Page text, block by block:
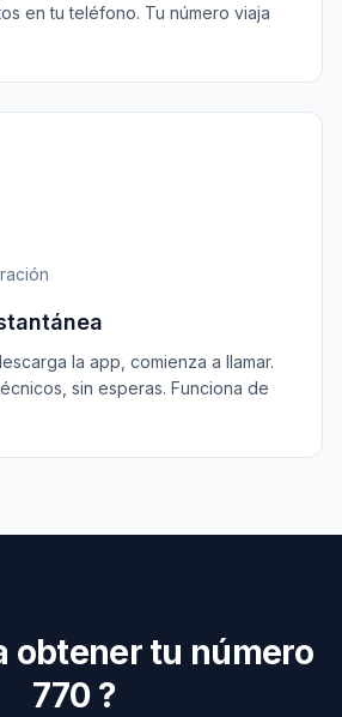
en tu teléfono. Tu número viaja
la app, comienza a llamar.
sin esperas. Funciona de
obtener tu número
770 ?